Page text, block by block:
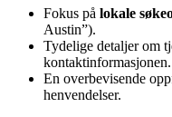
Fokus på lokale
Austin”).
Tydelige detaljer om
kontaktinformasjonen.
En overbevisende
henvendelser.